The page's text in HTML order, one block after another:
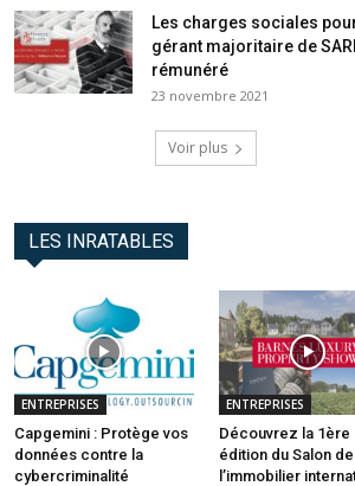
Les charges sociales
gérant majoritaire de
rémunéré
23 novembre 2021
Voir plus
LES INRATABLES
ENTREPRISES
Capgemini : Protège vos
données contre la
cybercriminalité
ENTREPRISES
Découvrez la 1ère
édition du Salon de
l’immobilier